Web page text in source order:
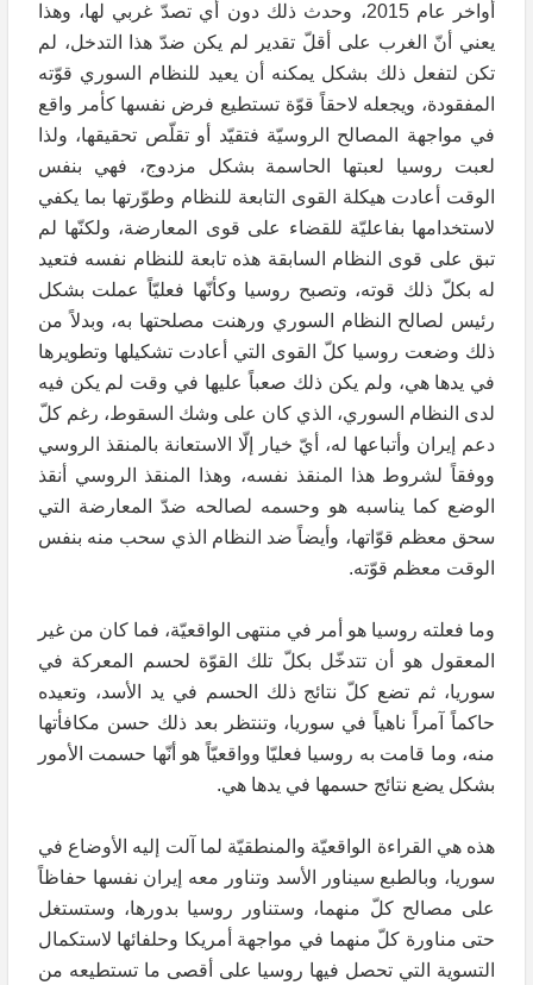
أواخر عام 2015، وحدث ذلك دون أي تصدّ غربي لها، وهذا
يعني أنّ الغرب على أقلّ تقدير لم يكن ضدّ هذا التدخل، لم
تكن لتفعل ذلك بشكل يمكنه أن يعيد للنظام السوري قوّته
المفقودة، ويجعله لاحقاً قوّة تستطيع فرض نفسها كأمر واقع
في مواجهة المصالح الروسيّة فتقيّد أو تقلّص تحقيقها، ولذا
لعبت روسيا لعبتها الحاسمة بشكل مزدوج، فهي بنفس
الوقت أعادت هيكلة القوى التابعة للنظام وطوّرتها بما يكفي
لاستخدامها بفاعليّة للقضاء على قوى المعارضة، ولكنّها لم
تبق على قوى النظام السابقة هذه تابعة للنظام نفسه فتعيد
له بكلّ ذلك قوته، وتصبح روسيا وكأنّها فعليّاً عملت بشكل
رئيس لصالح النظام السوري ورهنت مصلحتها به، وبدلاً من
ذلك وضعت روسيا كلّ القوى التي أعادت تشكيلها وتطويرها
في يدها هي، ولم يكن ذلك صعباً عليها في وقت لم يكن فيه
لدى النظام السوري، الذي كان على وشك السقوط، رغم كلّ
دعم إيران وأتباعها له، أيّ خيار إلّا الاستعانة بالمنقذ الروسي
ووفقاً لشروط هذا المنقذ نفسه، وهذا المنقذ الروسي أنقذ
الوضع كما يناسبه هو وحسمه لصالحه ضدّ المعارضة التي
سحق معظم قوّاتها، وأيضاً ضد النظام الذي سحب منه بنفس
الوقت معظم قوّته.
وما فعلته روسيا هو أمر في منتهى الواقعيّة، فما كان من غير
المعقول هو أن تتدخّل بكلّ تلك القوّة لحسم المعركة في
سوريا، ثم تضع كلّ نتائج ذلك الحسم في يد الأسد، وتعيده
حاكماً آمراً ناهياً في سوريا، وتنتظر بعد ذلك حسن مكافأتها
منه، وما قامت به روسيا فعليّا وواقعيّاً هو أنّها حسمت الأمور
بشكل يضع نتائج حسمها في يدها هي.
هذه هي القراءة الواقعيّة والمنطقيّة لما آلت إليه الأوضاع في
سوريا، وبالطبع سيناور الأسد وتناور معه إيران نفسها حفاظاً
على مصالح كلّ منهما، وستناور روسيا بدورها، وستستغل
حتى مناورة كلّ منهما في مواجهة أمريكا وحلفائها لاستكمال
التسوية التي تحصل فيها روسيا على أقصى ما تستطيعه من